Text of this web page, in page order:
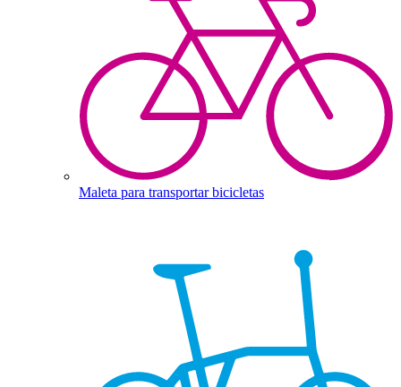
Maleta para transportar bicicletas